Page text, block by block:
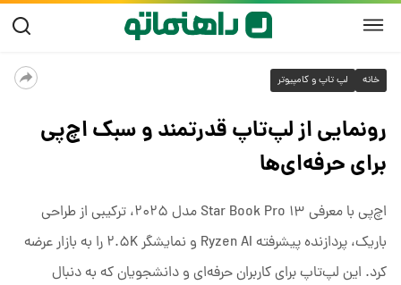
خانه لپ تاپ و کامپیوتر
رونمایی از لپ‌تاپ قدرتمند و سبک اچ‌پی
برای حرفه‌ای‌ها
اچ‌پی با معرفی Star Book Pro ۱۳ مدل ۲۰۲۵، ترکیبی از طراحی
باریک، پردازنده پیشرفته Ryzen AI و نمایشگر ۲.۵K را به بازار عرضه
کرد. این لپ‌تاپ برای کاربران حرفه‌ای و دانشجویان که به دنبال